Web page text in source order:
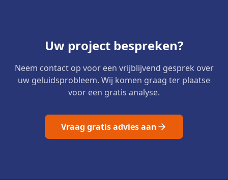
Uw project bespreken?
Neem contact op voor een vrijblijvend gesprek over
uw geluidsprobleem. Wij komen graag ter plaatse
voor een gratis analyse.
Vraag gratis advies aan